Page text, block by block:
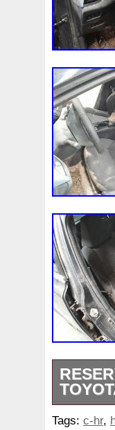
sturen.
Tags: c-hr,